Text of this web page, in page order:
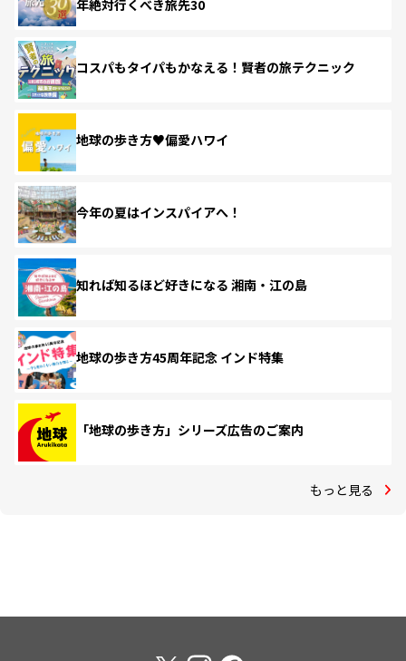
年絶対行くべき旅先30
コスパもタイパもかなえる！賢者の旅テクニック
地球の歩き方♥偏愛ハワイ
今年の夏はインスパイアへ！
知れば知るほど好きになる 湘南・江の島
地球の歩き方45周年記念 インド特集
「地球の歩き方」シリーズ広告のご案内
もっと見る